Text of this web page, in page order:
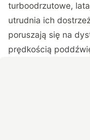
turboodrzutowe,
utrudnia ich
poruszają się na
prędkością